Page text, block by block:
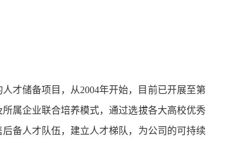
才储备项目，从2004年开始，目前已开展至第
属企业联合培养模式，通过选拔各大高校优秀
备人才队伍，建立人才梯队，为公司的可持续